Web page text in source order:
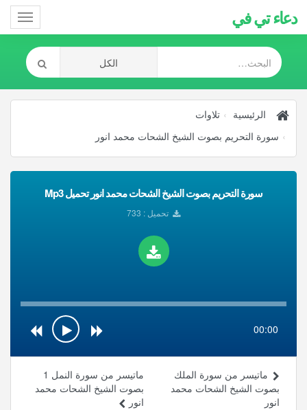
دعاء تي في
الرئيسية
تلاوات
سورة التحريم بصوت الشيخ الشحات محمد انور
سورة التحريم بصوت الشيخ الشحات محمد انور تحميل Mp3
تحميل : 733
00:00
ماتيسر من سورة النمل 1
بصوت الشيخ الشحات محمد
انور
ماتيسر من سورة الملك
بصوت الشيخ الشحات محمد
انور